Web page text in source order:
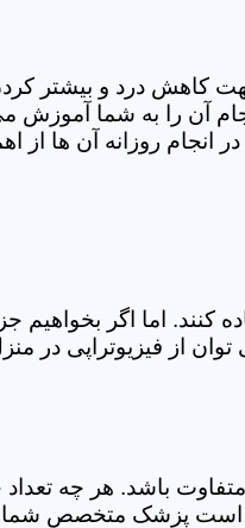
کاهش درد و بیشتر
آن را به شما آموزش
انجام روزانه آن ها از
اما اگر بخواهیم
از فیزیوتراپی در
متفاوت باشد. هر چه
است پزشک متخصص شما